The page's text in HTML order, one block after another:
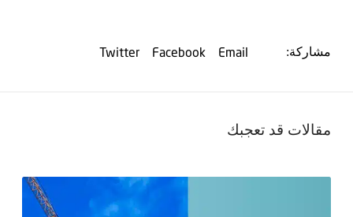
مشاركة: Email
Facebook
Twitter
مقالات قد تعجبك